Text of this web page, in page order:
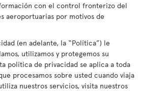
con el control fronterizo del
aeroportuarias por motivos de
(en adelante, la “Política”) le
utilizamos y protegemos su
política de privacidad se aplica a toda
procesamos sobre usted cuando viaja
nuestros servicios, visita nuestros